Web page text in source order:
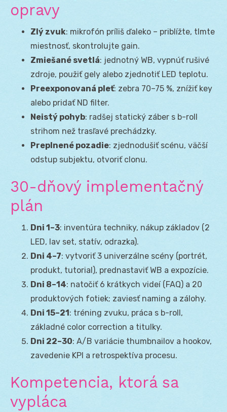
opravy
Zlý zvuk: mikrofón príliš ďaleko – priblížte, tlmte
miestnosť, skontrolujte gain.
Zmiešané svetlá: jednotný WB, vypnúť rušivé
zdroje, použiť gely alebo zjednotiť LED teplotu.
Preexponovaná pleť: zebra 70–75 %, znížiť key
alebo pridať ND filter.
Neistý pohyb: radšej statický záber s b-roll
strihom než trasľavé prechádzky.
Preplnené pozadie: zjednodušiť scénu, väčší
odstup subjektu, otvoriť clonu.
30-dňový implementačný
plán
Dni 1–3: inventúra techniky, nákup základov (2
LED, lav set, statív, odrazka).
Dni 4–7: vytvoriť 3 univerzálne scény (portrét,
produkt, tutorial), prednastaviť WB a expozície.
Dni 8–14: natočiť 6 krátkych videí (FAQ) a 20
produktových fotiek; zaviesť naming a zálohy.
Dni 15–21: tréning zvuku, práca s b-roll,
základné color correction a titulky.
Dni 22–30: A/B variácie thumbnailov a hookov,
zavedenie KPI a retrospektíva procesu.
Kompetencia, ktorá sa
vypláca